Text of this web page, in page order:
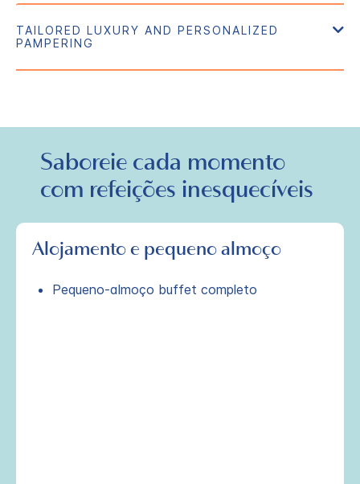
Saboreie cada momento
com refeições inesquecíveis
Alojamento e pequeno almoço
Pequeno-almoço buffet completo